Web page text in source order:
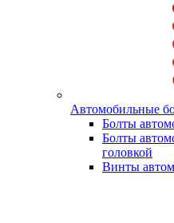
Автомобильные
Болты
Болты
головкой
Винты